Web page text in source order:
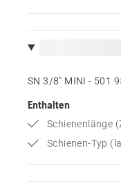
SN 3/8" MINI - 501
Enthalten
Schienenlänge
Schienen-Typ